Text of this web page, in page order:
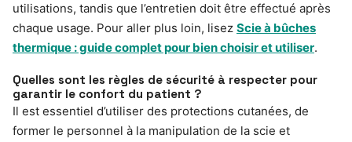
utilisations, tandis que l’entretien doit être effectué après
chaque usage. Pour aller plus loin, lisez Scie à bûches
thermique : guide complet pour bien choisir et utiliser.
Quelles sont les règles de sécurité à respecter pour
garantir le confort du patient ?
Il est essentiel d’utiliser des protections cutanées, de
former le personnel à la manipulation de la scie et